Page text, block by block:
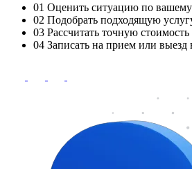
01 Оценить ситуацию по
02 Подобрать подходящую
03 Рассчитать точную стоимость
04 Записать на прием или выезд